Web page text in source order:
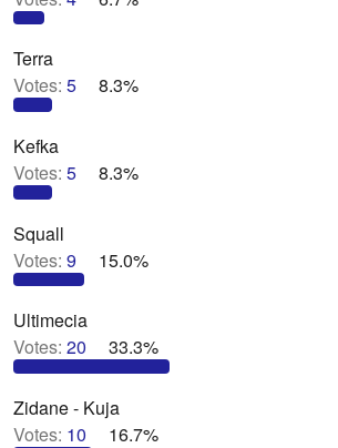
Terra
Votes: 5 8.3%
Kefka
Votes: 5 8.3%
Squall
Votes: 9 15.0%
Ultimecia
Votes: 20 33.3%
Zidane - Kuja
Votes: 10 16.7%